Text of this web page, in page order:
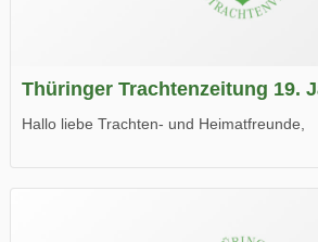
Thüringer Trachtenzeitung 19.
Hallo liebe Trachten- und Heimatfreunde,
Wir wünschen Euch viel Spaß beim Lesen.